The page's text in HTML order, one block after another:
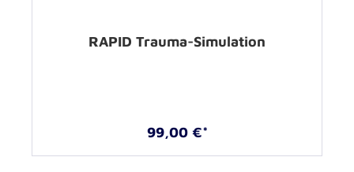
RAPID Trauma-Simulation
99,00 €*